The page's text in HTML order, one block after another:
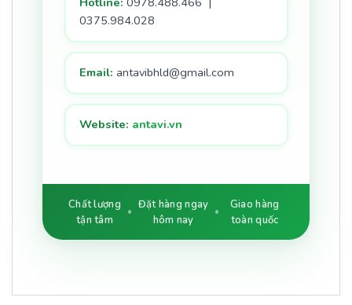
0375.984.028
Email: antavibhld@gmail.com
Website: antavi.vn
Chất lượng
tận tâm
Đặt hàng ngay
hôm nay
Giao hàng
toàn quốc